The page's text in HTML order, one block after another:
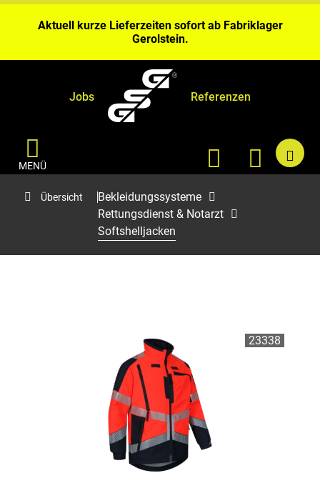
Aktuell kurze Lieferzeiten sofort ab Fabriklager
Gerolstein.
Bei Benähungen & Bedruckungen planen Sie bitte 4 – 6
Wochen Bearbeitungszeit ein.
Aktuell kurze Lieferzeiten sofort ab Fabriklager
Gerolstein.
Jobs
Referenzen
MENÜ
Übersicht
Bekleidungssysteme
Rettungsdienst & Notarzt
Softshelljacken
23338